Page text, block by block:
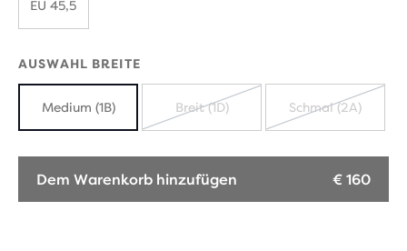
EU 45,5
AUSWAHL BREITE
Medium (1B)
AUSVERKAUFT
Breit (1D) Schmal (2A)
Dem Warenkorb hinzufügen € 160